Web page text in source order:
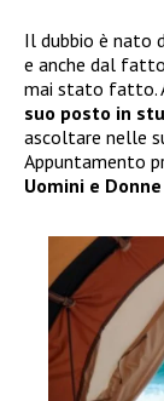
Il dubbio è nato
e anche dal
mai stato fatto.
suo posto in
ascoltare nelle
Appuntamento
Uomini e